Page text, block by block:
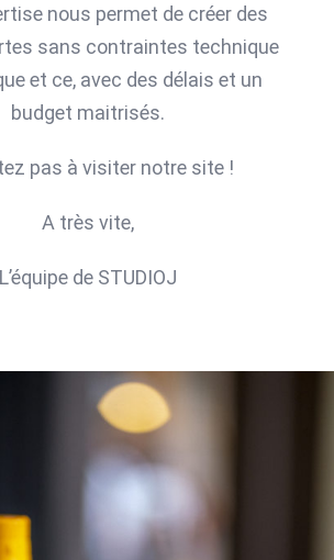
nous permet de créer des
sans contraintes technique
et ce, avec des délais et un
budget maitrisés.
pas à visiter notre site !
A très vite,
L’équipe de STUDIOJ